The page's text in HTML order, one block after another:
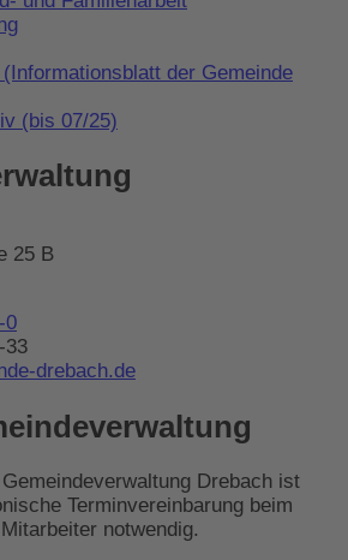
der Gemeinde
(bis 07/25)
25 B
0
33
drebach.de
Drebach ist
Terminvereinbarung beim
notwendig.